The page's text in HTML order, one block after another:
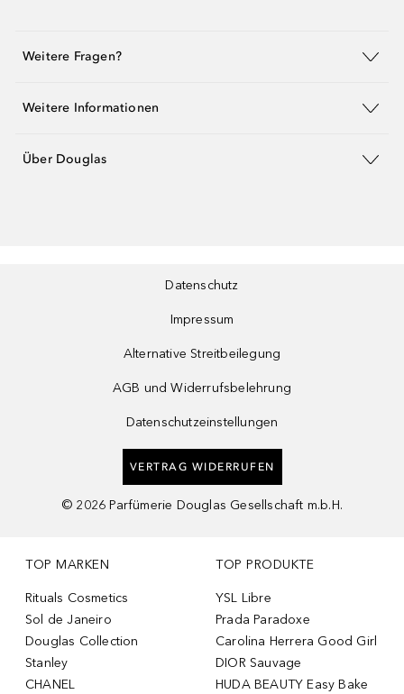
Weitere Fragen?
Weitere Informationen
Über Douglas
Datenschutz
Impressum
Alternative Streitbeilegung
AGB und Widerrufsbelehrung
Datenschutzeinstellungen
VERTRAG WIDERRUFEN
© 2026 Parfümerie Douglas Gesellschaft m.b.H.
TOP MARKEN
Rituals Cosmetics
Sol de Janeiro
Douglas Collection
Stanley
CHANEL
TOP PRODUKTE
YSL Libre
Prada Paradoxe
Carolina Herrera Good Girl
DIOR Sauvage
HUDA BEAUTY Easy Bake